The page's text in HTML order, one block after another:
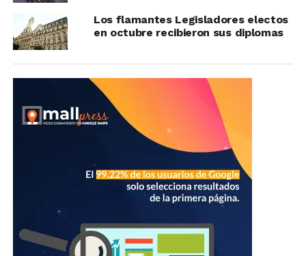
Los flamantes Legisladores electos
en octubre recibieron sus diplomas